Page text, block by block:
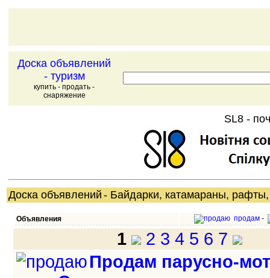
Доска объявлений
- туризм
купить - продать -
снаряжение
SL8 -
Доска объявлений - Байдарки, катамараны,
Объявления продам -
1 2 3 4 5 6 7
Продам парусно-